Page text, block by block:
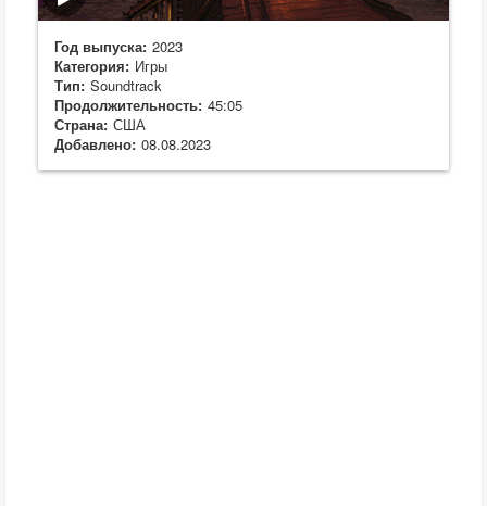
Год выпуска: 2023
Категория: Игры
Тип: Soundtrack
Продолжительность: 45:05
Страна: США
Добавлено: 08.08.2023